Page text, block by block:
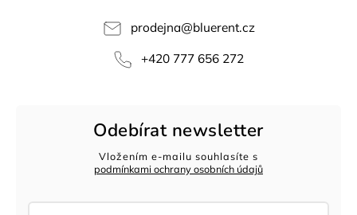
prodejna@bluerent.cz
+420 777 656 272
Odebírat newsletter
Vložením e-mailu souhlasíte s
podmínkami ochrany osobních údajů